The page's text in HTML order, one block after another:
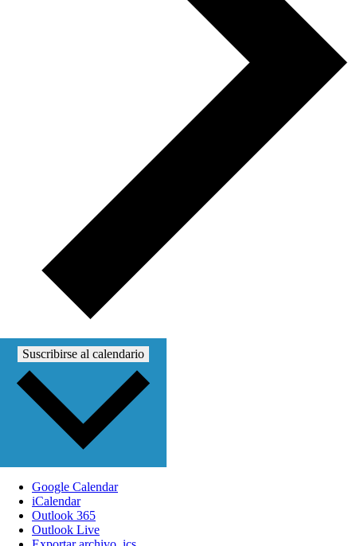
Suscribirse al calendario
Google Calendar
iCalendar
Outlook 365
Outlook Live